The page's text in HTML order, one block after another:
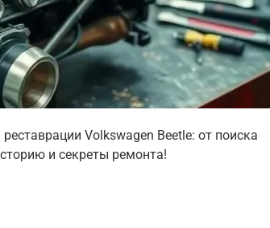
Volkswagen Beetle: от поиска
и секреты ремонта!